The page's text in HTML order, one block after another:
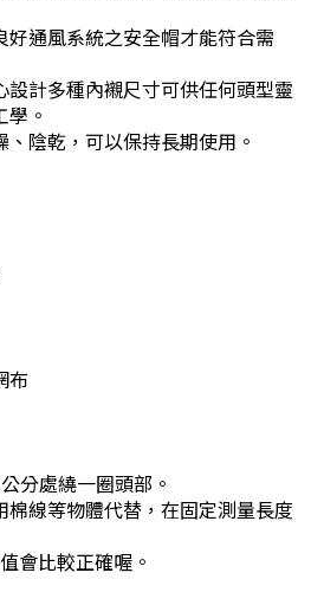
好通風系統之安全帽才能符合需
設計多種內襯尺寸可供任何頭型靈
。
、陰乾，可以保持長期使用。
布
分處繞一圈頭部。
線等物體代替，在固定測量長度
會比較正確喔。